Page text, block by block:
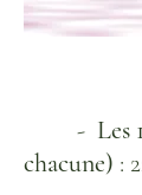
- Les
chacune) :